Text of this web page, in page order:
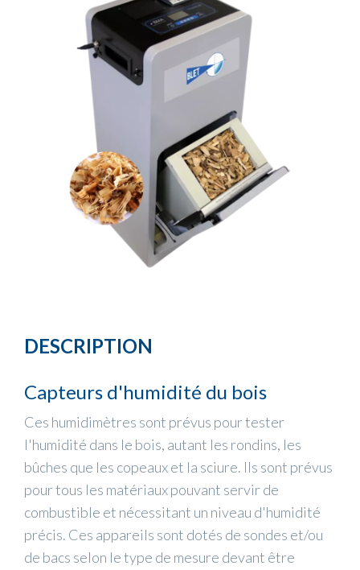
DESCRIPTION
Capteurs d'humidité du bois
Ces humidimètres sont prévus pour tester
l'humidité dans le bois, autant les rondins, les
bûches que les copeaux et la sciure. Ils sont prévus
pour tous les matériaux pouvant servir de
combustible et nécessitant un niveau d'humidité
précis. Ces appareils sont dotés de sondes et/ou
de bacs selon le type de mesure devant être